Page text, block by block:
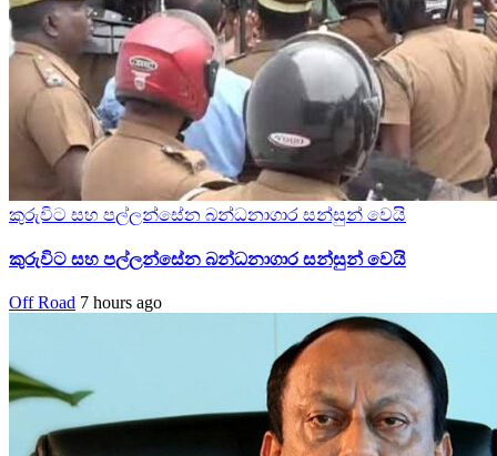
කුරුවිට සහ පල්ලන්සේන බන්ධනාගාර සන්සුන් වෙයි
කුරුවිට සහ පල්ලන්සේන බන්ධනාගාර සන්සුන් වෙයි
Off Road 7 hours ago